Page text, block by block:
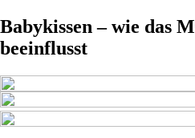
Babykissen – wie das
beeinflusst